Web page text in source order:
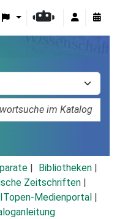
Bibliotheken
Zeitschriften
Medienportal